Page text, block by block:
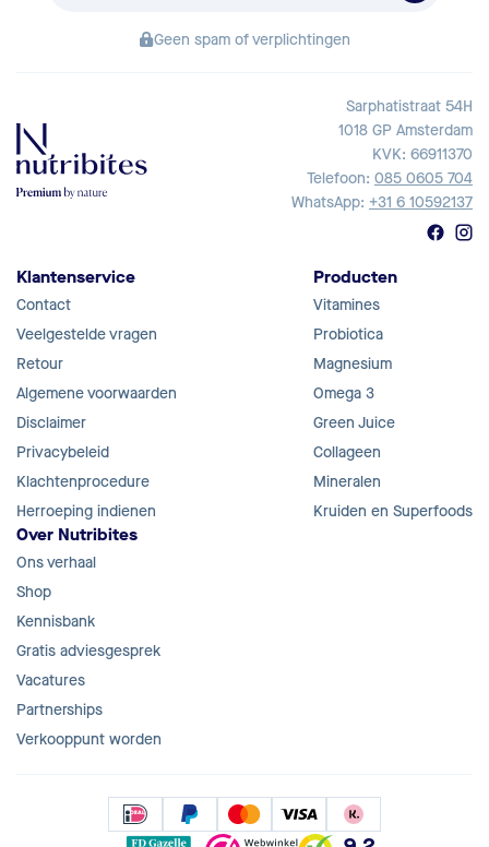
Geen spam of verplichtingen
Sarphatistraat 54H
1018 GP Amsterdam
KVK: 66911370
Telefoon: 085 0605 704
WhatsApp: +31 6 10592137
Klantenservice
Contact
Veelgestelde vragen
Retour
Algemene voorwaarden
Disclaimer
Privacybeleid
Klachtenprocedure
Herroeping indienen
Producten
Vitamines
Probiotica
Magnesium
Omega 3
Green Juice
Collageen
Mineralen
Kruiden en Superfoods
Over Nutribites
Ons verhaal
Shop
Kennisbank
Gratis adviesgesprek
Vacatures
Partnerships
Verkooppunt worden